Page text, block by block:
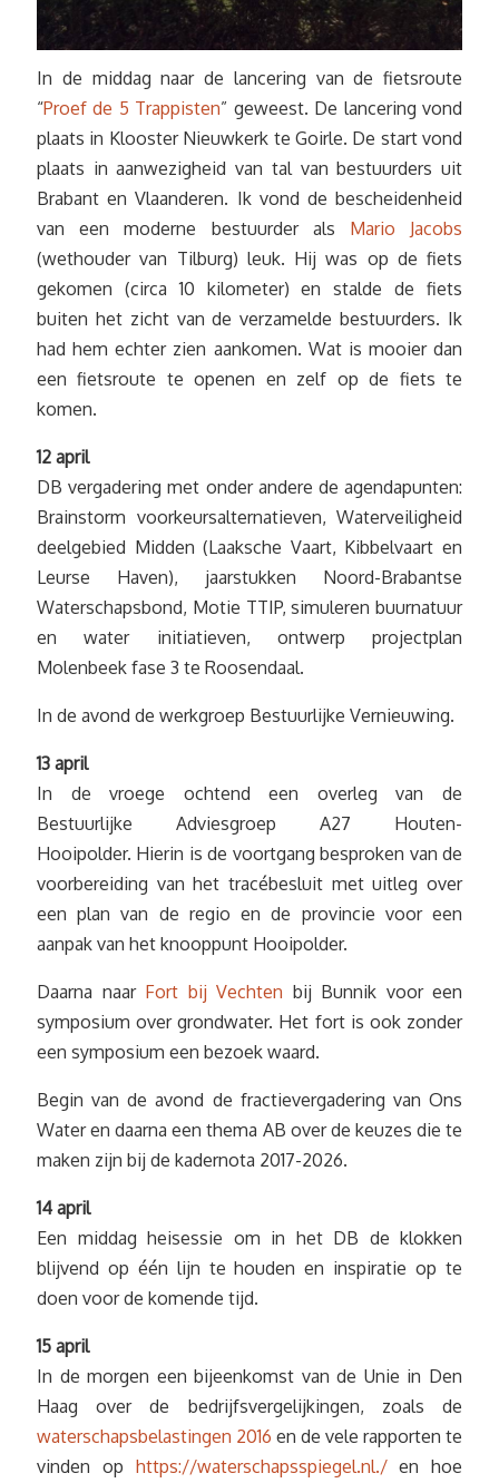
In de middag naar de lancering van de fietsroute
“Proef de 5 Trappisten” geweest. De lancering vond
plaats in Klooster Nieuwkerk te Goirle. De start vond
plaats in aanwezigheid van tal van bestuurders uit
Brabant en Vlaanderen. Ik vond de bescheidenheid
van een moderne bestuurder als Mario Jacobs
(wethouder van Tilburg) leuk. Hij was op de fiets
gekomen (circa 10 kilometer) en stalde de fiets
buiten het zicht van de verzamelde bestuurders. Ik
had hem echter zien aankomen. Wat is mooier dan
een fietsroute te openen en zelf op de fiets te
komen.
12 april
DB vergadering met onder andere de agendapunten:
Brainstorm voorkeursalternatieven, Waterveiligheid
deelgebied Midden (Laaksche Vaart, Kibbelvaart en
Leurse Haven), jaarstukken Noord-Brabantse
Waterschapsbond, Motie TTIP, simuleren buurnatuur
en water initiatieven, ontwerp projectplan
Molenbeek fase 3 te Roosendaal.
In de avond de werkgroep Bestuurlijke Vernieuwing.
13 april
In de vroege ochtend een overleg van de
Bestuurlijke Adviesgroep A27 Houten-
Hooipolder. Hierin is de voortgang besproken van de
voorbereiding van het tracébesluit met uitleg over
een plan van de regio en de provincie voor een
aanpak van het knooppunt Hooipolder.
Daarna naar Fort bij Vechten bij Bunnik voor een
symposium over grondwater. Het fort is ook zonder
een symposium een bezoek waard.
Begin van de avond de fractievergadering van Ons
Water en daarna een thema AB over de keuzes die te
maken zijn bij de kadernota 2017-2026.
14 april
Een middag heisessie om in het DB de klokken
blijvend op één lijn te houden en inspiratie op te
doen voor de komende tijd.
15 april
In de morgen een bijeenkomst van de Unie in Den
Haag over de bedrijfsvergelijkingen, zoals de
waterschapsbelastingen 2016 en de vele rapporten te
vinden op https://waterschapsspiegel.nl./en hoe